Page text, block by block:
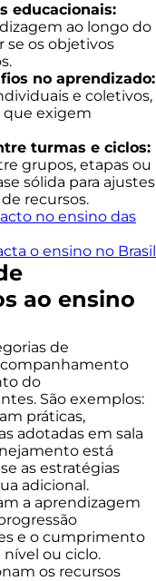
educacionais:
ao longo do
se os objetivos
no aprendizado:
e coletivos,
exigem
turmas e ciclos:
grupos, etapas ou
sólida para ajustes
recursos.
no ensino das
o ensino no Brasil
ao ensino
de
do
São exemplos:
práticas,
adotadas em sala
está
as estratégias
adicional.
a aprendizagem
e o cumprimento
nível ou ciclo.
os recursos